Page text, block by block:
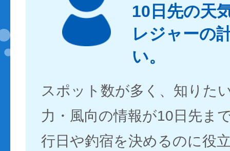
10日先の天
レジャーの
い。
スポット数が多く、知りた
力・風向の情報が10日先ま
行日や釣宿を決めるのに役